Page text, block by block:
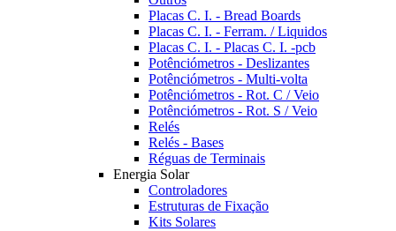
Placas C. I. - Bread Boards
Placas C. I. - Ferram. / Liquidos
Placas C. I. - Placas C. I. -pcb
Potênciómetros - Deslizantes
Potênciómetros - Multi-volta
Potênciómetros - Rot. C / Veio
Potênciómetros - Rot. S / Veio
Relés
Relés - Bases
Réguas de Terminais
Energia Solar
Controladores
Estruturas de Fixação
Kits Solares